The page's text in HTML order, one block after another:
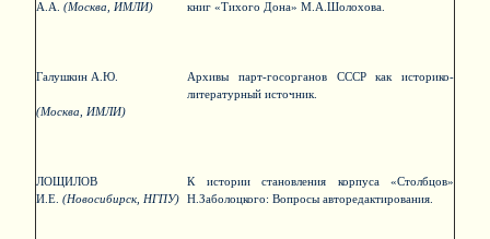
А.А. (Москва, ИМЛИ)
книг «Тихого Дона» М.А.Шолохова.
Галушкин А.Ю.
(Москва, ИМЛИ)
Архивы парт-госорганов СССР как историко-
литературный источник.
ЛОЩИЛОВ
И.Е. (Новосибирск, НГПУ)
К истории становления корпуса «Столбцов»
Н.Заболоцкого: Вопросы авторедактирования.